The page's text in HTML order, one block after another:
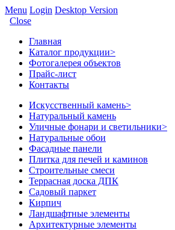
Menu Login Desktop Version
Close
Главная
Каталог продукции>
Фотогалерея объектов
Прайс-лист
Контакты
Искусственный камень>
Натуральный камень
Уличные фонари и светильники>
Натуральные обои
Фасадные панели
Плитка для печей и каминов
Строительные смеси
Террасная доска ДПК
Садовый паркет
Кирпич
Ландшафтные элементы
Архитектурные элементы